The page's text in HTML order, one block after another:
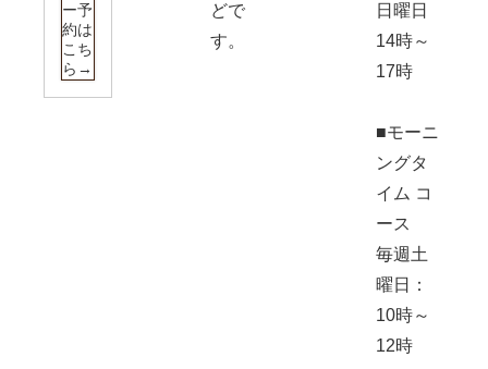
ー予
約は
こち
ら→
どで
す。
日曜日
14時～
17時
■モーニ
ングタ
イム コ
ース
毎週土
曜日：
10時～
12時